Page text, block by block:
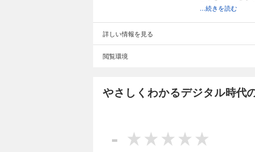
うになっていま
げながら、便利に
...続きを読む
詳しい情報を見る
閲覧環境
やさしくわかるデジタル時代
-